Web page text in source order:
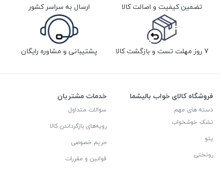
تضمین کیفیت و اصالت کالا ارسال به سراسر کشور
7 روز مهلت تست و بازگشت کالا پشتیبانی و مشاوره رایگان
فروشگاه کالای خواب بالیشما
دسته های مهم
تشک خوشخواب
پتو
روتختی
خدمات مشتریان
سوالات متداول
رویه‌های بازگرداندن کالا
حریم خصوصی
قوانین و مقررات